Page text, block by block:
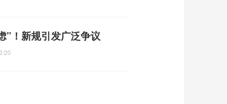
”！新规引发广泛争议